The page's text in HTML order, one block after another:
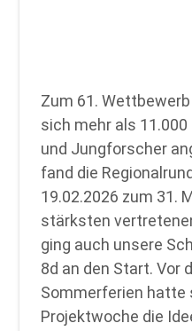
Zum 61.
sich mehr als
und Jungforscher
fand die
19.02.2026 zum 31.
stärksten
ging auch unsere
8d an den Start. Vor
Sommerferien hatte
Projektwoche die